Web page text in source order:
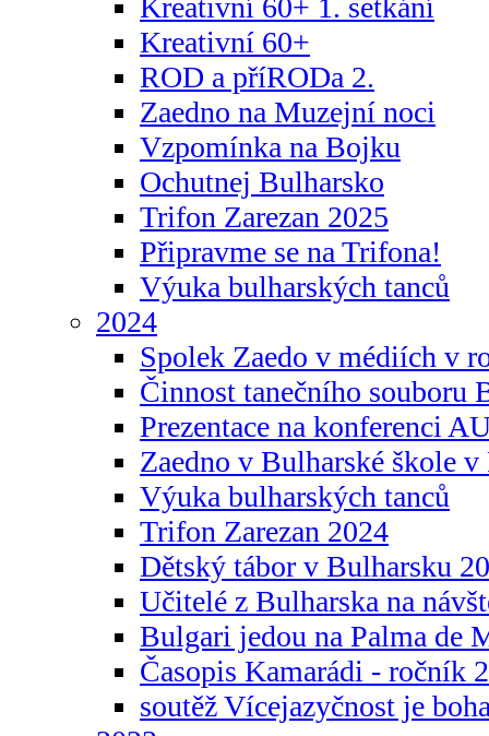
Kreativní 60+ 1. setkání
Kreativní 60+
ROD a příRODa 2.
Zaedno na Muzejní noci
Vzpomínka na Bojku
Ochutnej Bulharsko
Trifon Zarezan 2025
Připravme se na Trifona!
Výuka bulharských tanců
2024
Spolek Zaedo v médiích v
Činnost tanečního souboru
Prezentace na konferenci
Zaedno v Bulharské škole v
Výuka bulharských tanců
Trifon Zarezan 2024
Dětský tábor v Bulharsku
Učitelé z Bulharska na
Bulgari jedou na Palma de
Časopis Kamarádi - ročník
soutěž Vícejazyčnost je